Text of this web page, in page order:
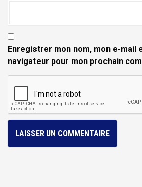
Enregistrer mon nom, mon e-mail
navigateur pour mon prochain